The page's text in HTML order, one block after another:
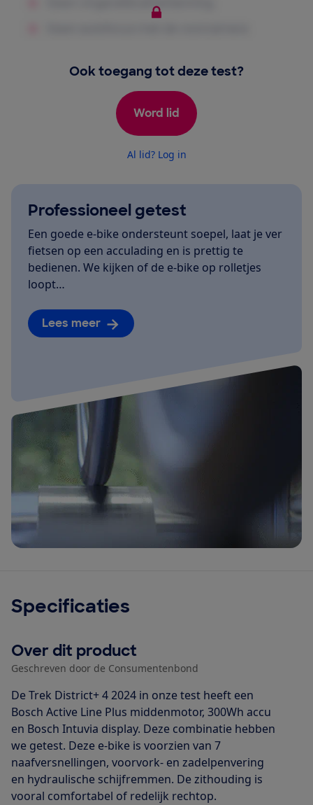
Ook toegang tot deze test?
Word lid
Al lid? Log in
Professioneel getest
Een goede e-bike ondersteunt soepel, laat je ver
fietsen op een acculading en is prettig te
bedienen. We kijken of de e-bike op rolletjes
loopt…
Lees meer
Specificaties
Over dit product
Geschreven door de Consumentenbond
De Trek District+ 4 2024 in onze test heeft een
Bosch Active Line Plus middenmotor, 300Wh accu
en Bosch Intuvia display. Deze combinatie hebben
we getest. Deze e-bike is voorzien van 7
naafversnellingen, voorvork- en zadelpenvering
en hydraulische schijfremmen. De zithouding is
vooral comfortabel of redelijk rechtop.